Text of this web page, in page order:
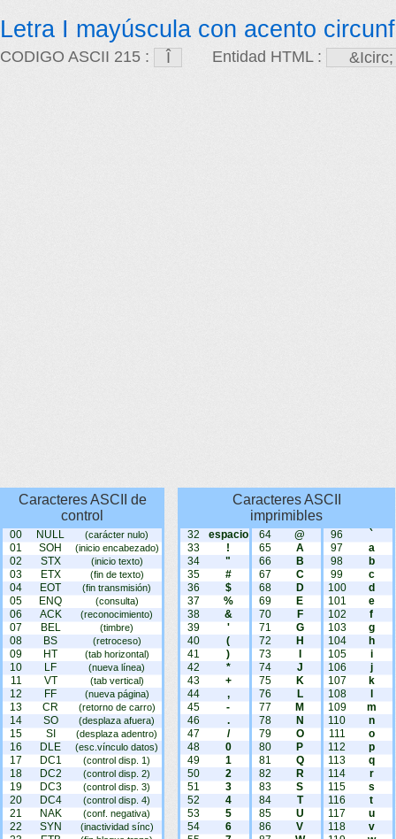
Letra I mayúscula con acento
CODIGO ASCII 215 : Entidad HTML :
Caracteres ASCII de
control
00 NULL (carácter nulo)
01 SOH (inicio encabezado)
02 STX (inicio texto)
03 ETX (fin de texto)
04 EOT (fin transmisión)
05 ENQ (consulta)
06 ACK (reconocimiento)
07 BEL (timbre)
08 BS (retroceso)
09 HT (tab horizontal)
10 LF (nueva línea)
11 VT (tab vertical)
12 FF (nueva página)
13 CR (retorno de carro)
14 SO (desplaza afuera)
15 SI (desplaza adentro)
16 DLE (esc.vínculo datos)
17 DC1 (control disp. 1)
18 DC2 (control disp. 2)
19 DC3 (control disp. 3)
20 DC4 (control disp. 4)
21 NAK (conf. negativa)
22 SYN (inactividad sínc)
Caracteres ASCII
imprimibles
32
espacio
33
!
34
"
35
#
36
$
37
%
38
&
39
'
40
(
41
)
42
*
43
+
44
,
45
-
46
.
47
/
48
0
49
1
50
2
51
3
52
4
53
5
54
6
64
@
65
A
66
B
67
C
68
D
69
E
70
F
71
G
72
H
73
74
J
75
K
76
L
77
M
78
N
79
O
80
P
81
Q
82
R
83
S
84
T
85
U
86
V
96
`
97
a
98
b
99
c
100
d
101
e
102
f
103
g
104
h
105
i
106
j
107
k
108
109
m
110
n
111
o
112
p
113
q
114
r
115
s
116
t
117
u
118
v